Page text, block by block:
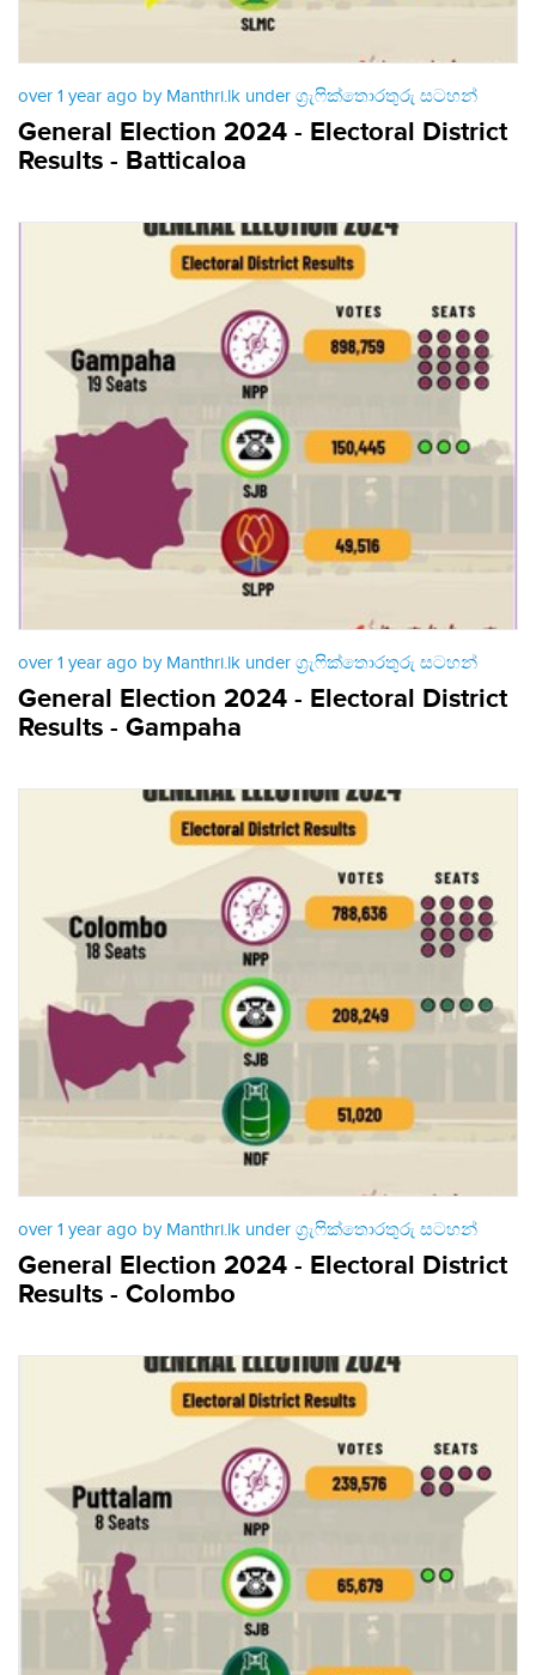
over 1 year ago by Manthri.lk under ග්‍රැෆික්තොරතුරු සටහන්
General Election 2024 - Electoral District
Results - Batticaloa
over 1 year ago by Manthri.lk under ග්‍රැෆික්තොරතුරු සටහන්
General Election 2024 - Electoral District
Results - Gampaha
over 1 year ago by Manthri.lk under ග්‍රැෆික්තොරතුරු සටහන්
General Election 2024 - Electoral District
Results - Colombo